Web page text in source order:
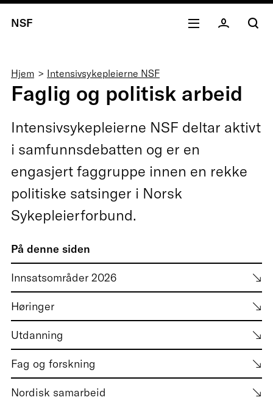
NSF
Navigasjonssti
Hjem Intensivsykepleierne NSF
Faglig og politisk arbeid
Intensivsykepleierne NSF deltar aktivt
i samfunnsdebatten og er en
engasjert faggruppe innen en rekke
politiske satsinger i Norsk
Sykepleierforbund.
På denne siden
Innsatsområder 2026
Høringer
Utdanning
Fag og forskning
Nordisk samarbeid